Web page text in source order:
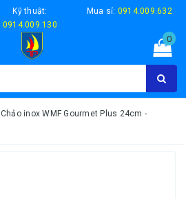
Kỹ thuật:
0914.009.130
Mua sỉ: 0914.009.632
0
Chảo inox WMF Gourmet Plus 24cm -